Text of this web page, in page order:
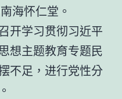
海怀仁堂。
开学习贯彻习近平
想主题教育专题民
不足，进行党性分